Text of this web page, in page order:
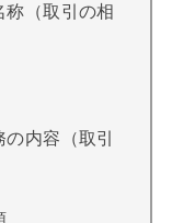
称（取引の相
内容（取引